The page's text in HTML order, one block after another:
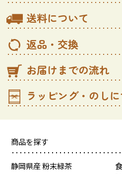
送料について
返品・交換
お届けまでの流れ
ラッピング・のし
商品を探す
静岡県産 粉末緑茶